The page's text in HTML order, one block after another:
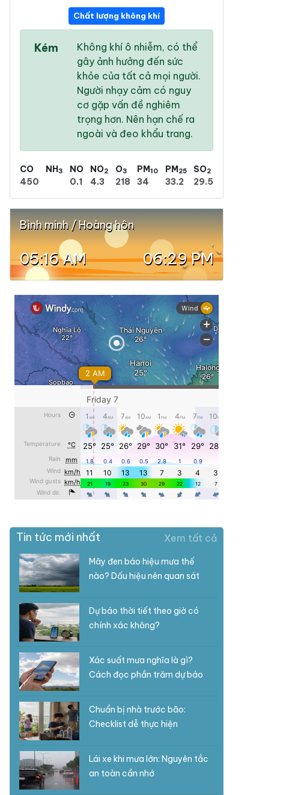
34 °/
33 °
/39 °
25 %
Chất lượng không khí
Kém
Không khí ô nhiễm, có thể
gây ảnh hưởng đến sức
khỏe của tất cả mọi người.
Người nhạy cảm có nguy
cơ gặp vấn đề nghiêm
trọng hơn. Nên hạn chế ra
ngoài và đeo khẩu trang.
CO
450
NH3
NO
0.1
NO2
4.3
O3
218
PM10
34
PM25
33.2
SO2
29.5
Bình minh / Hoàng hôn
05:16 AM 06:29 PM
Tin tức mới nhất Xem tất cả
Mây đen báo hiệu mưa thế
nào? Dấu hiệu nên quan sát
Dự báo thời tiết theo giờ có
chính xác không?
Xác suất mưa nghĩa là gì?
Cách đọc phần trăm dự báo
Chuẩn bị nhà trước bão:
Checklist dễ thực hiện
Lái xe khi mưa lớn: Nguyên tắc
an toàn cần nhớ